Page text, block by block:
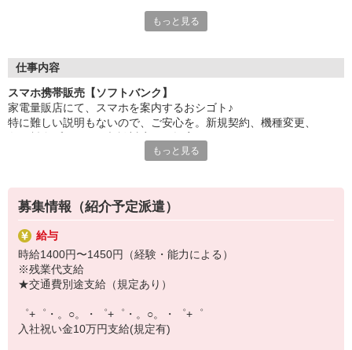
各キャリアの新機種が特別価格で購入OK！！
特別割引価格でご利用可能☆☆
お得に過ごしたいあなたの味方です♪
【選べるお仕事いろいろ】
事務、経理、データ入力、コールセンター、受付
▼工場・製造・軽作業系
機械/食品製造・梱包・仕分け・加工・組立・検査
▼美容系
眉毛サロンのアイブロウ・ネイリスト・エステ
▼営業・販売
法人営業・アパレル販売・個別指導塾・人材紹介
▼人気案件も多数♪
短期・期間限定・オープニング・官公庁案件
上場/優良/大手企業など
もっと見る
仕事内容
スマホ携帯販売【ソフトバンク】
家電量販店にて、スマホを案内するおシゴト♪
特に難しい説明もないので、ご安心を。新規契約、機種変更、
満足度◎
■携帯やインターネット販売業務
docomo(ドコモ)/au(エーユー)・KDDI/softbank(ソフトバンク)など
の大手キャリアから
ワイモバイル(Y!mobille)、楽天モバイル、UQなど格安スマホまで幅
広く紹介可能♪
もっと見る
募集情報（紹介予定派遣）
給与
時給1400円〜1450円（経験・能力による）
※残業代支給
★交通費別途支給（規定あり）
゜+゜・。○。・゜+゜・。○。・゜+゜
入社祝い金10万円支給(規定有)